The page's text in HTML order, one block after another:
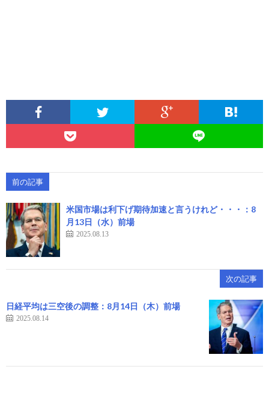
前の記事
米国市場は利下げ期待加速と言うけれど・・・：8
月13日（水）前場
2025.08.13
次の記事
日経平均は三空後の調整：8月14日（木）前場
2025.08.14